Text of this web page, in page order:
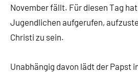
November fällt. Für diesen Tag
Jugendlichen aufgerufen,
Christi zu sein.
Unabhängig davon lädt der Papst